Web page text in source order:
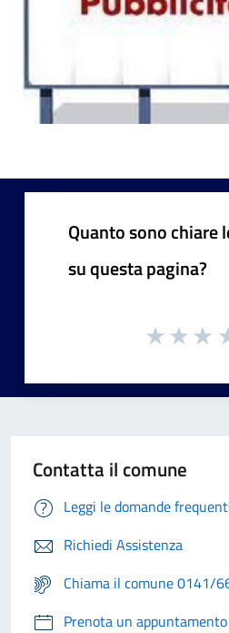
Quanto sono chiare
su questa pagina?
Contatta il comune
Leggi le domande
Richiedi Assistenza
Chiama il comune 0141/
Prenota un appuntamento